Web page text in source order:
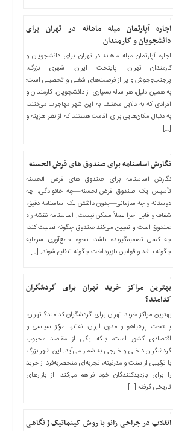
اجاره آپارتمان مبله ماهانه در تهران برای
دانشجویان و کارمندان
اجاره آپارتمان مبله ماهانه در تهران برای دانشجویان و
کارمندان تهران، پایتخت ایران، شهری بزرگ،
پرجنب‌وجوش و پر از فرصت‌های شغلی و تحصیلی است؛
به همین دلیل، هر ساله بسیاری از دانشجویان، کارمندان و
افرادی که به دلایل مختلف به این شهر مهاجرت می‌کنند،
به دنبال مکان‌هایی برای اقامت هستند که از نظر هزینه و
[…]
نگارش اساسنامه برای صندوق‌ های قرض‌ الحسنه
نگارش اساسنامه برای صندوق‌ های قرض‌ الحسنه
تأسیس یک صندوق قرض‌الحسنه—چه خانوادگی، چه
دوستانه و چه سازمانی—بدون داشتن یک اساسنامه دقیق،
شفاف و قابل اجرا عملاً ممکن نیست. اساسنامه نقشه راه
صندوق است و تعیین می‌کند صندوق چگونه فعالیت کند،
چه کسی تصمیم‌گیرنده باشد، نحوه جمع‌آوری سرمایه
چگونه باشد و قوانین بازپرداخت چگونه تنظیم شوند. […]
بهترین مراکز خرید تهران برای گردشگران
کدامند؟
بهترین مراکز خرید تهران برای گردشگران کدامند؟ تهران،
پایتخت پرهیاهو و مدرن ایران، نه‌تنها مرکز سیاسی و
اقتصادی کشور است، بلکه یکی از مقاصد محبوب
گردشگران داخلی و خارجی به شمار می‌آید. این شهر بزرگ
با ترکیبی از سنت و مدرنیته، تجربه‌ای منحصربه‌فرد از خرید
را برای بازدیدکنندگان خود فراهم می‌کند. از بازارهای
تاریخی گرفته […]
انقلاب در جراحی زانو با روش کینماتیک { نگاهی